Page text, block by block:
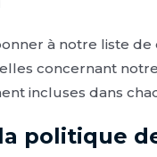
à notre liste
concernant
incluses dans
politique